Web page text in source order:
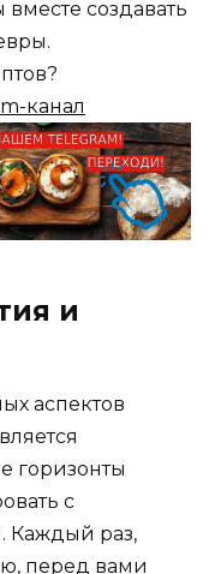
создавать
канал
и
аспектов
горизонты
с
Каждый раз,
перед вами